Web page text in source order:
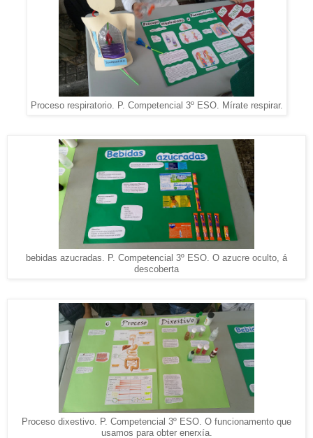
Proceso respiratorio. P. Competencial 3º ESO. Mírate respirar.
bebidas azucradas. P. Competencial 3º ESO. O azucre oculto, á
descoberta
Proceso dixestivo. P. Competencial 3º ESO. O funcionamento que
usamos para obter enerxía.